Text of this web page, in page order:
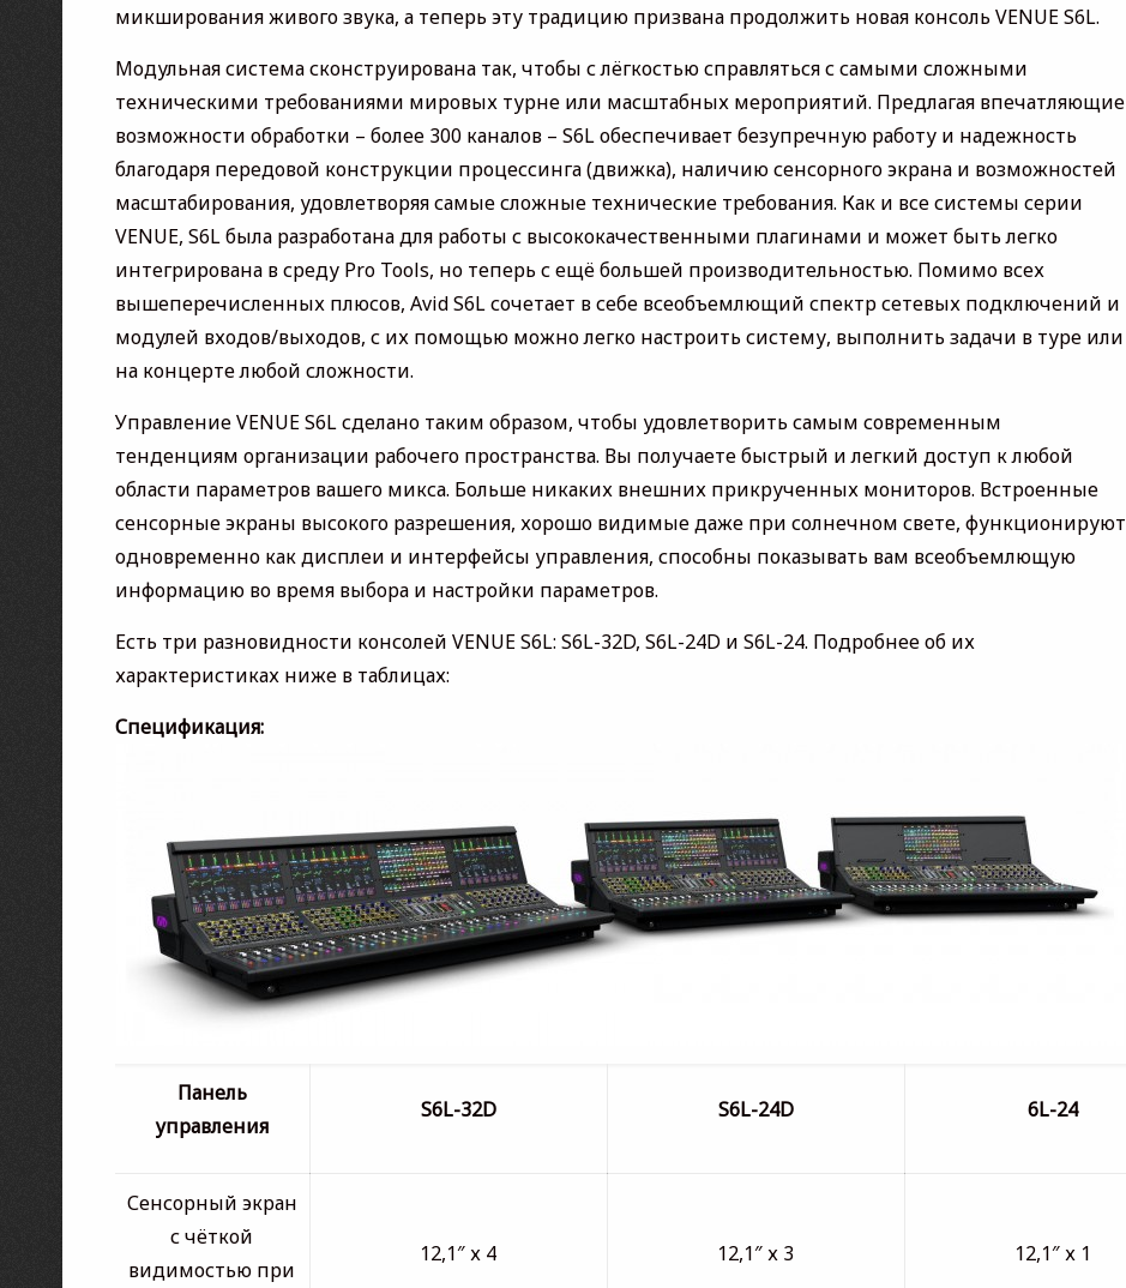
микширования живого звука, а теперь эту традицию призвана продолжить новая консоль VENUE S6L.
Модульная система сконструирована так, чтобы с лёгкостью справляться с самыми сложными
техническими требованиями мировых турне или масштабных мероприятий. Предлагая впечатляющие
возможности обработки – более 300 каналов – S6L обеспечивает безупречную работу и надежность
благодаря передовой конструкции процессинга (движка), наличию сенсорного экрана и возможностей
масштабирования, удовлетворяя самые сложные технические требования. Как и все системы серии
VENUE, S6L была разработана для работы с высококачественными плагинами и может быть легко
интегрирована в среду Pro Tools, но теперь с ещё большей производительностью. Помимо всех
вышеперечисленных плюсов, Avid S6L сочетает в себе всеобъемлющий спектр сетевых подключений и
модулей входов/выходов, с их помощью можно легко настроить систему, выполнить задачи в туре или
на концерте любой сложности.
Управление VENUE S6L сделано таким образом, чтобы удовлетворить самым современным
тенденциям организации рабочего пространства. Вы получаете быстрый и легкий доступ к любой
области параметров вашего микса. Больше никаких внешних прикрученных мониторов. Встроенные
сенсорные экраны высокого разрешения, хорошо видимые даже при солнечном свете, функционируют
одновременно как дисплеи и интерфейсы управления, способны показывать вам всеобъемлющую
информацию во время выбора и настройки параметров.
Есть три разновидности консолей VENUE S6L: S6L-32D, S6L-24D и S6L-24. Подробнее об их
характеристиках ниже в таблицах:
Спецификация:
Панель
управления
S6L-32D S6L-24D 6L-24
Сенсорный экран
с чёткой
видимостью при
12,1″ х 4 12,1″ х 3 12,1″ х 1